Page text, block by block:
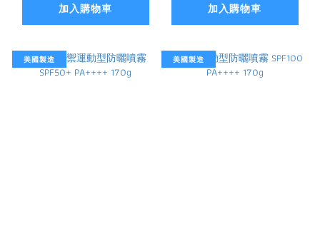
加入購物車 加入購物車
美國製造 美國製造